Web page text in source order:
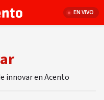
EN VIVO
innovar en Acento